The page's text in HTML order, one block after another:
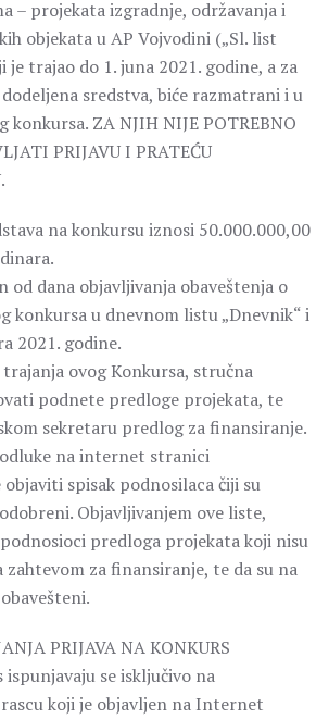
– projekata izgradnje, održavanja i
objekata u AP Vojvodini („Sl. list
je trajao do 1. juna 2021. godine, a za
sredstva, biće razmatrani i u
konkursa. ZA NJIH NIJE POTREBNO
PRIJAVU I PRATEĆU
na konkursu iznosi 50.000.000,00
od dana objavljivanja obaveštenja o
konkursa u dnevnom listu „Dnevnik“ i
2021. godine.
ovog Konkursa, stručna
podnete predloge projekata, te
sekretaru predlog za finansiranje.
na internet stranici
objaviti spisak podnosilaca čiji su
Objavljivanjem ove liste,
podnosioci predloga projekata koji nisu
zahtevom za finansiranje, te da su na
PRIJAVA NA KONKURS
se isključivo na
koji je objavljen na Internet